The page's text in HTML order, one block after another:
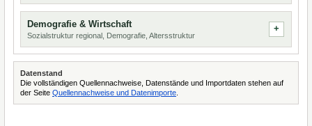
Demografie & Wirtschaft
Sozialstruktur regional, Demografie, Altersstruktur
Datenstand
Die vollständigen Quellennachweise, Datenstände und Importdaten stehen auf
der Seite Quellennachweise und Datenimporte